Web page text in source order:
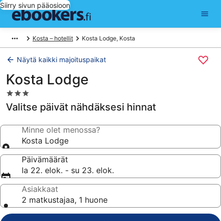
Siirry sivun pääosioon
Kosta – hotellit Kosta Lodge, Kosta
Näytä kaikki majoituspaikat
Kosta Lodge
3.0
tähden
majoituspaikka
Valitse päivät nähdäksesi hinnat
Minne olet menossa?
Kosta Lodge
Päivämäärät
la 22. elok. - su 23. elok.
Asiakkaat
2 matkustajaa, 1 huone